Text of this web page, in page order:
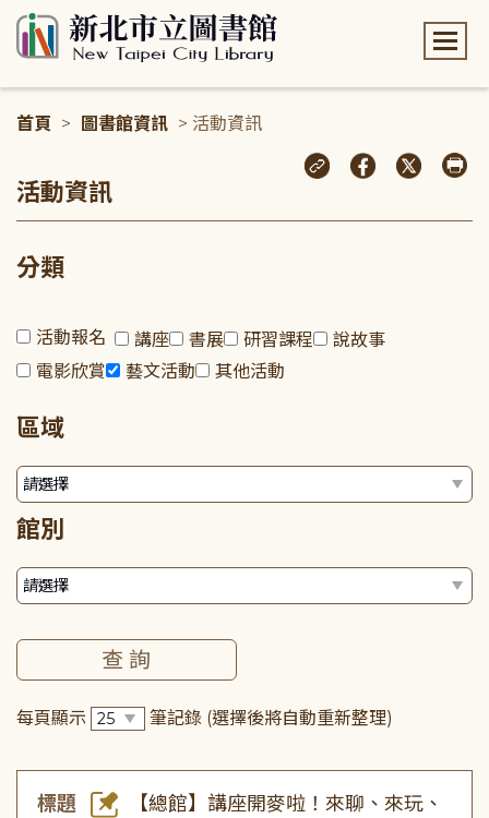
首頁 > 圖書館資訊 > 活動資訊
活動資訊
分類
活動報名 講座 書展 研習課程
說故事
電影欣賞
藝文活動 其他活動
區域
館別
每頁顯示 筆記錄 (選擇後將自動重新整理)
標題
【總館】講座開麥啦！來聊、來玩、